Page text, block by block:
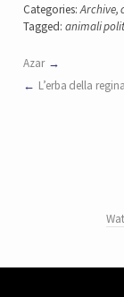
Categories:Archive,
Tagged: animali
Azar
L’erba della